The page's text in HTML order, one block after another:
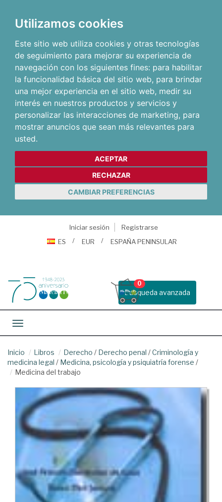
Utilizamos cookies
Este sitio web utiliza cookies y otras tecnologías
de seguimiento para mejorar su experiencia de
navegación con los siguientes fines: para habilitar
la funcionalidad básica del sitio web, para brindar
una mejor experiencia en el sitio web, medir su
interés en nuestros productos y servicios y
personalizar las interacciones de marketing, para
mostrar anuncios que sean más relevantes para
usted.
ACEPTAR
RECHAZAR
CAMBIAR PREFERENCIAS
Iniciar sesión
Registrarse
ES
EUR ESPAÑA PENINSULAR
Busqueda avanzada
0
Toggle navigation
Inicio Libros Derecho / Derecho penal /Criminología y
medicina legal / Medicina, psicología y psiquiatría forense /
Medicina del trabajo